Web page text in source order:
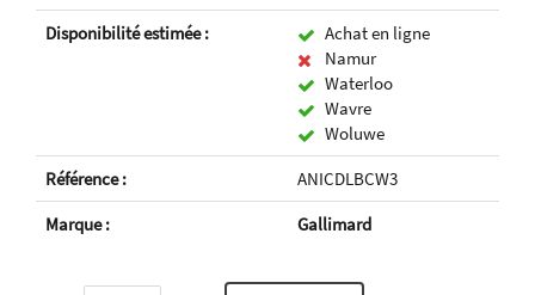
Disponibilité estimée :
Achat en ligne
Namur
Waterloo
Wavre
Woluwe
Référence :
ANICDLBCW3
Marque :
Gallimard